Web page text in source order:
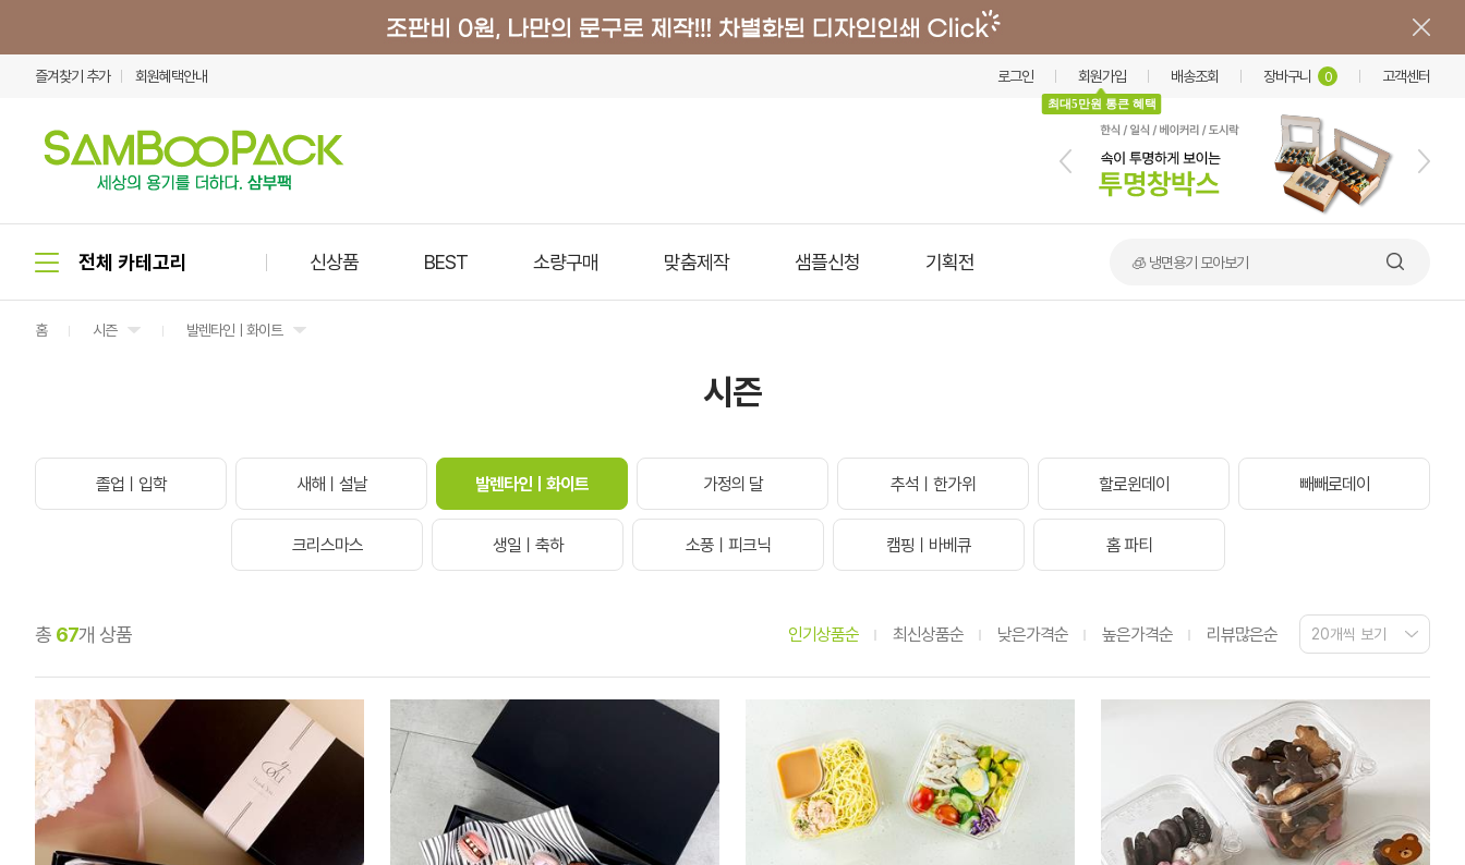
즐겨찾기 추가 회원혜택안내 로그인 회원가입
최대5만원 통큰 혜택
배송조회 장바구니 0 고객센터
신상품 BEST 소량구매 맞춤제작 샘플신청 기획전 🍲 덮밥·비빔밥 가마솥용기
홈 시즌 발렌타인ㅣ화이트
시즌
졸업ㅣ입학 새해ㅣ설날 발렌타인ㅣ화이트 가정의 달 추석ㅣ한가위 할로윈데이 빼빼로데이
크리스마스 생일ㅣ축하 소풍ㅣ피크닉 캠핑ㅣ바베큐 홈 파티
총 67개 상품 인기상품순 최신상품순 낮은가격순 높은가격순 리뷰많은순